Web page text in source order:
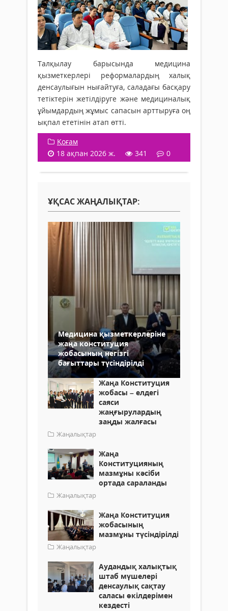
Талқылау барысында медицина
қызметкерлері реформалардың халық
денсаулығын нығайтуға, саладағы басқару
тетіктерін жетілдіруге және медициналық
ұйымдардың жұмыс сапасын арттыруға оң
ықпал ететінін атап өтті.
Қоғам
18 ақпан 2026 ж.
341 0
ҰҚСАС ЖАҢАЛЫҚТАР:
Медицина қызметкерлеріне
жаңа конституция
жобасының негізгі
бағыттары түсіндірілді
Жаңа Конституция
жобасы – елдегі
саяси
жаңғырулардың
заңды жалғасы
Жаңалықтар
Жаңа
Конституцияның
мазмұны кәсіби
ортада сараланды
Жаңалықтар
Жаңа Конституция
жобасының
мазмұны түсіндірілді
Жаңалықтар
Аудандық халықтық
штаб мүшелері
денсаулық сақтау
саласы өкілдерімен
кездесті